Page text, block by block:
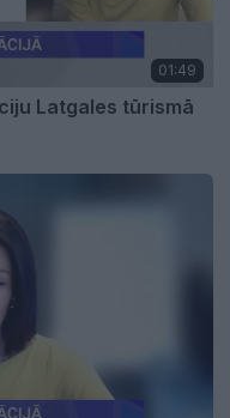
01:49
Latgales tūrismā